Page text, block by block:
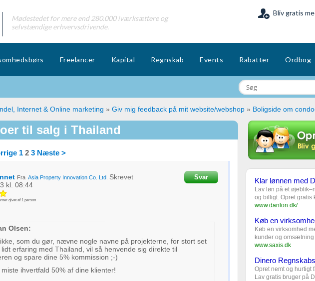
Mødestedet for mere end 280.000 iværksættere og
selvstændige erhvervsdrivende.
Bliv gratis
Freelancer Kapital Regnskab Events Rabatter Ordbog
Internet & Online marketing » Giv mig feedback på mit website/webshop » Boligside om
til salg i Thailand
1 2 3 Næste >
Fra Asia Property Innovation Co. Ltd. Skrevet
kl. 08:44
givet af 1person
Svar
Olsen:
som du gør, nævne nogle navne på projekterne, for stort set
erfaring med Thailand, vil så henvende sig direkte til
og spare dine 5% kommission ;-)
miste ihvertfald 50% af dine klienter!
Klar lønnen med
Lav løn på et
og billigt. Opret gratis
www.danlon.dk/
Køb en
Køb en virksomhed
kunder og omsætning
www.saxis.dk
Dinero
Opret nemt og hurtigt
Lav gratis bruger på